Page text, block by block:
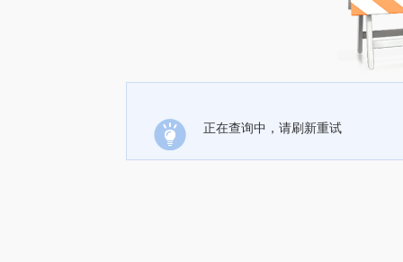
正在查询中，请刷新重试